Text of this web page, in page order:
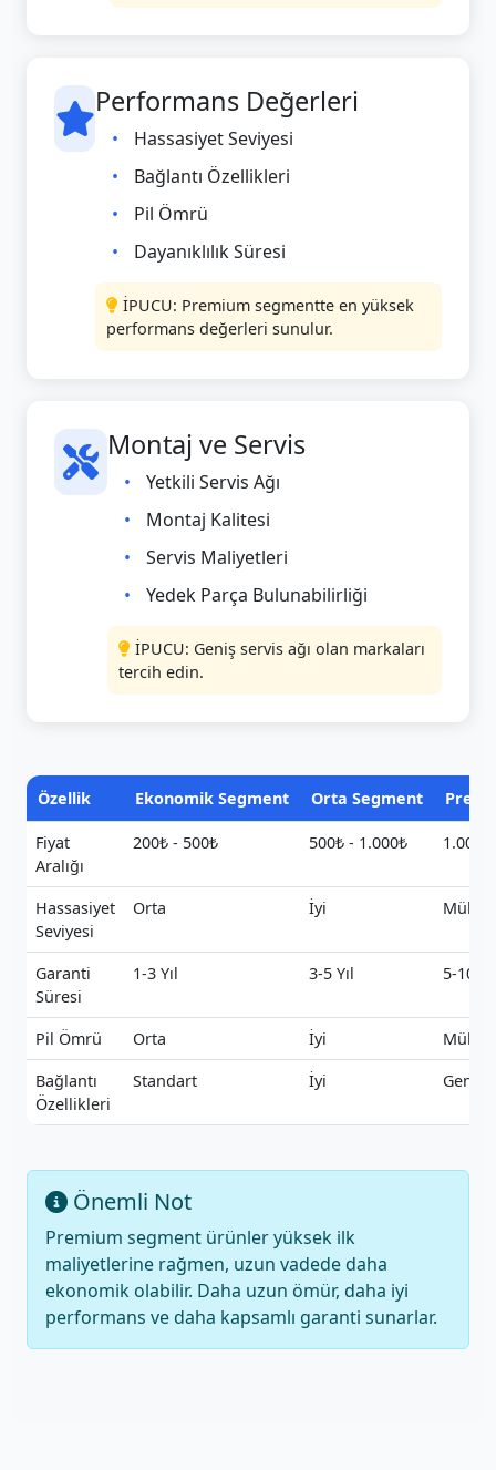
Performans Değerleri
Hassasiyet Seviyesi
Bağlantı Özellikleri
Pil Ömrü
Dayanıklılık Süresi
İPUCU: Premium segmentte en yüksek
performans değerleri sunulur.
Montaj ve Servis
Yetkili Servis Ağı
Montaj Kalitesi
Servis Maliyetleri
Yedek Parça Bulunabilirliği
İPUCU: Geniş servis ağı olan markaları
tercih edin.
Özellik Ekonomik Segment Orta Segment
Fiyat
Aralığı
200₺ - 500₺ 500₺ - 1.000₺
Hassasiyet
Seviyesi
Orta İyi
Garanti
Süresi
1-3 Yıl 3-5 Yıl 5-10 Yıl
Pil Ömrü Orta İyi
Bağlantı
Özellikleri
Standart İyi Geniş
Önemli Not
Premium segment ürünler yüksek ilk
maliyetlerine rağmen, uzun vadede daha
ekonomik olabilir. Daha uzun ömür, daha iyi
performans ve daha kapsamlı garanti sunarlar.